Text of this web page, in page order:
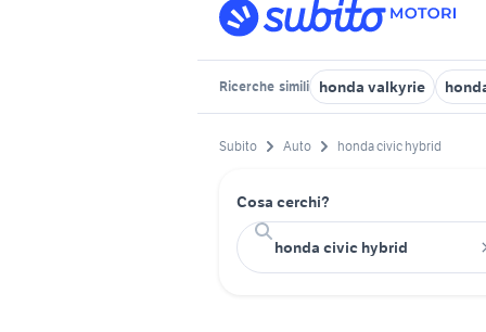
Ricerche simili honda valkyrie
Subito Auto honda civic hybrid
Cosa cerchi?